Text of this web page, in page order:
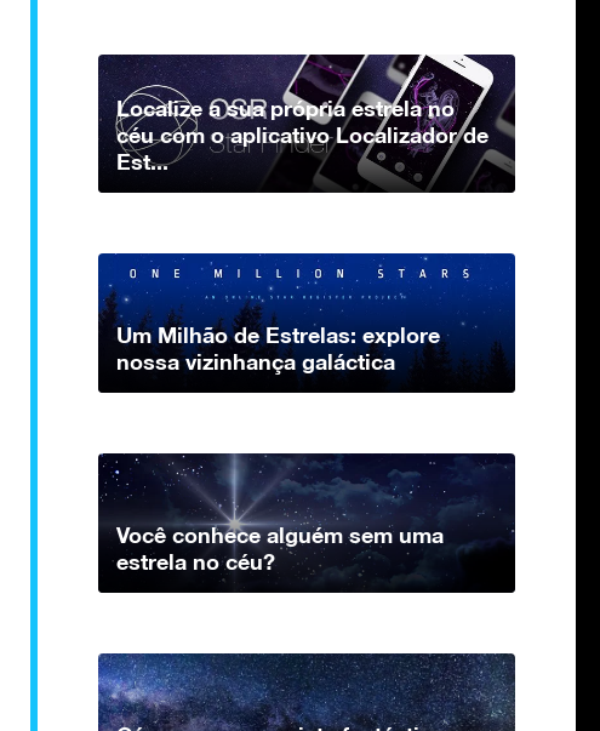
Localize a sua própria estrela no
céu com o aplicativo Localizador de
Est...
Um Milhão de Estrelas: explore
nossa vizinhança galáctica
Você conhece alguém sem uma
estrela no céu?